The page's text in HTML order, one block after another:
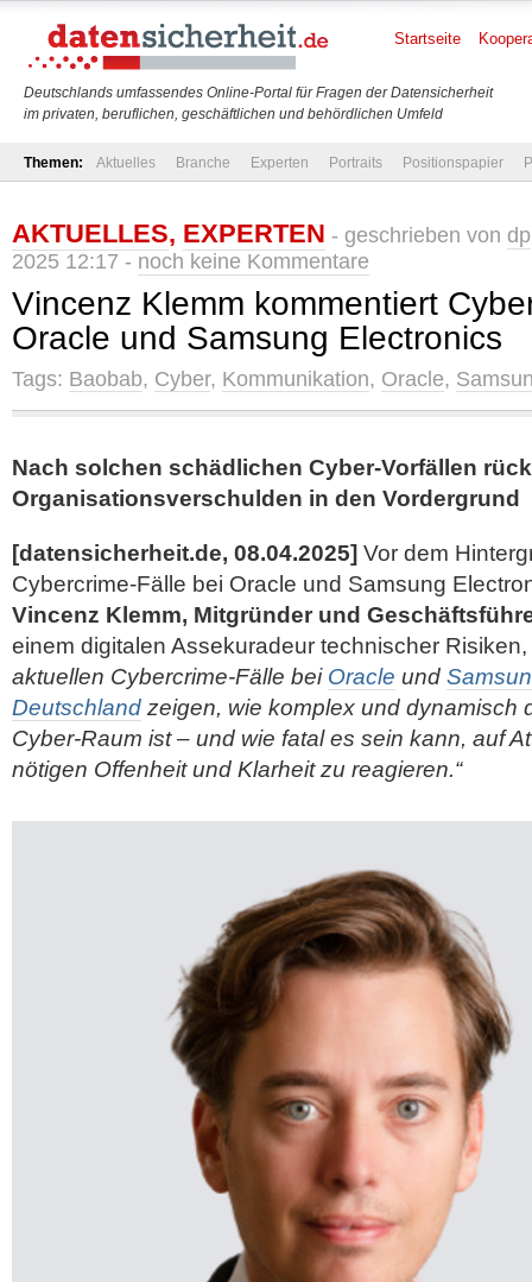
Deutschlands umfassendes Online-Portal für Fragen der Datensicherheit
im privaten, beruflichen, geschäftlichen und behördlichen Umfeld
Startseite
Themen: Aktuelles Branche Experten Portraits Positionspapier
AKTUELLES, EXPERTEN - geschrieben von dp
2025 12:17 - noch keine Kommentare
Vincenz Klemm kommentiert
Oracle und Samsung Electronics
Tags: Baobab, Cyber, Kommunikation, Oracle,
Nach solchen schädlichen Cyber-Vorfällen
Organisationsverschulden in den Vordergrund
[datensicherheit.de, 08.04.2025] Vor dem
Cybercrime-Fälle bei Oracle und Samsung
Vincenz Klemm, Mitgründer und
einem digitalen Assekuradeur technischer
aktuellen Cybercrime-Fälle bei Oracle und
Deutschland zeigen, wie komplex und dynamisch
Cyber-Raum ist – und wie fatal es sein kann, auf
nötigen Offenheit und Klarheit zu reagieren.“